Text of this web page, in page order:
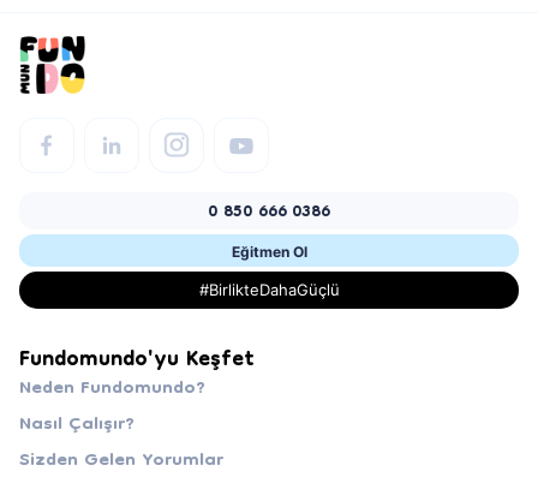
0 850 666 0386
Eğitmen Ol
#BirlikteDahaGüçlü
Fundomundo'yu Keşfet
Neden Fundomundo?
Nasıl Çalışır?
Sizden Gelen Yorumlar